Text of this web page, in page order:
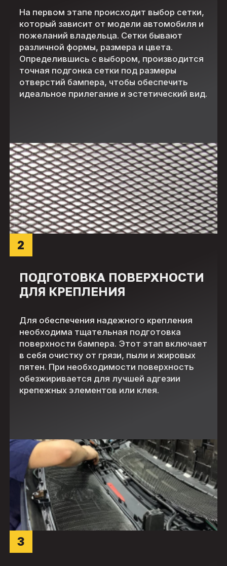
На первом этапе происходит выбор сетки,
который зависит от модели автомобиля и
пожеланий владельца. Сетки бывают
различной формы, размера и цвета.
Определившись с выбором, производится
точная подгонка сетки под размеры
отверстий бампера, чтобы обеспечить
идеальное прилегание и эстетический вид.
ПОДГОТОВКА ПОВЕРХНОСТИ
ДЛЯ КРЕПЛЕНИЯ
Для обеспечения надежного крепления
необходима тщательная подготовка
поверхности бампера. Этот этап включает
в себя очистку от грязи, пыли и жировых
пятен. При необходимости поверхность
обезжиривается для лучшей адгезии
крепежных элементов или клея.
2
3